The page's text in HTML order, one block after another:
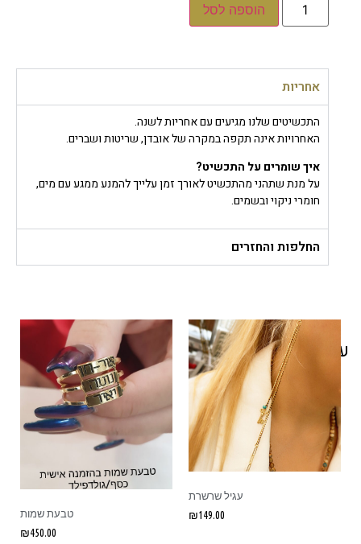
הוספה לסל
אחריות
התכשיטים שלנו מגיעים עם אחריות לשנה.
האחרויות אינה תקפה במקרה של אובדן, שריטות ושברים.
איך שומרים על התכשיט?
על מנת שתהני מהתכשיט לאורך זמן עלייך להמנע ממגע עם מים,
חומרי ניקוי ובשמים.
החלפות והחזרים
עוד בסטייל שלך
עגיל שרשרת
₪149.00 טבעת שמות
₪450.00